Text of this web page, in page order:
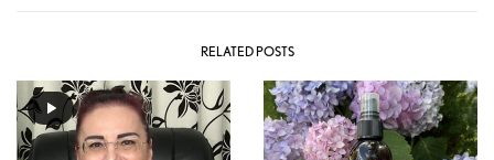
RELATED POSTS